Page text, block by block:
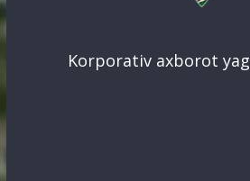
Korporativ axborot